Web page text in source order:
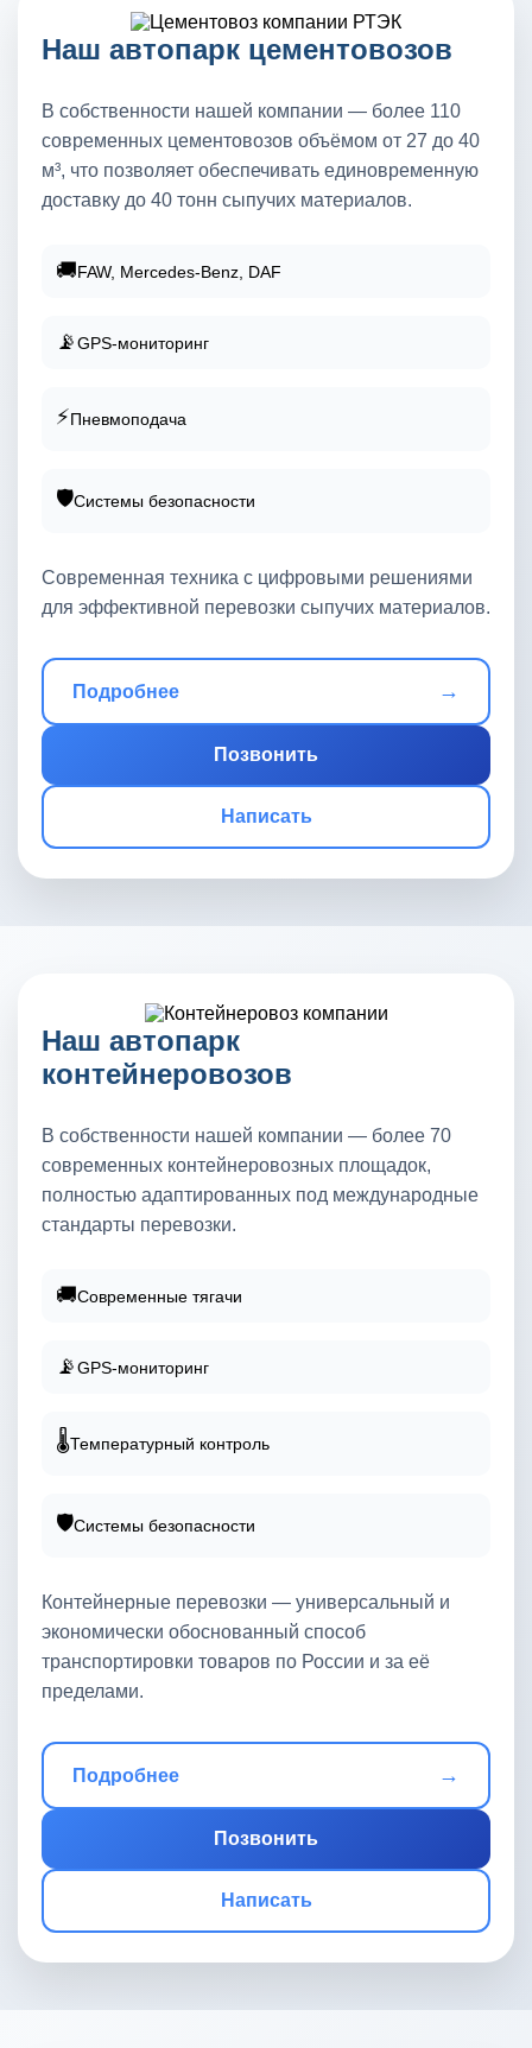
Наш автопарк цементовозов
В собственности нашей компании — более 110
современных цементовозов объёмом от 27 до 40
м³, что позволяет обеспечивать единовременную
доставку до 40 тонн сыпучих материалов.
🚚FAW, Mercedes-Benz, DAF
📡GPS-мониторинг
⚡Пневмоподача
🛡️Системы безопасности
Современная техника с цифровыми решениями
для эффективной перевозки сыпучих материалов.
Подробнее →
Позвонить
Написать
Наш автопарк
контейнеровозов
В собственности нашей компании — более 70
современных контейнеровозных площадок,
полностью адаптированных под международные
стандарты перевозки.
🚚Современные тягачи
📡GPS-мониторинг
🌡️Температурный контроль
🛡️Системы безопасности
Контейнерные перевозки — универсальный и
экономически обоснованный способ
транспортировки товаров по России и за её
пределами.
Подробнее →
Позвонить
Написать